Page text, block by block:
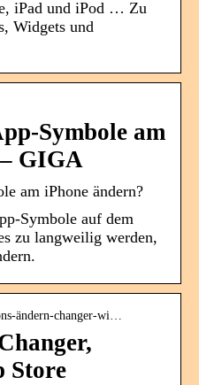
iPad und iPod … Zu
Widgets und
Symbole am
GIGA
am iPhone ändern?
Symbole auf dem
zu langweilig werden,
ändern-changer-wi…
Store